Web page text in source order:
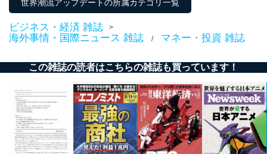
護管理者の責任のもと、個人情報を取得・アクセス・利
用・提供・管理いたします。
東京都渋谷区南平台町16-11
代表取締役会長 西野 伸一郎
田 嘉也
当社が取り扱う開示対象個人情報の利用目的は次のとお
りです。
世界潮流アップデートの所属カテゴリ一覧
ビジネス・経済 雑誌 >
海外事情・国際ニュース 雑誌 / マネー・投資 雑誌
この雑誌の読者はこちらの雑誌も買っています！